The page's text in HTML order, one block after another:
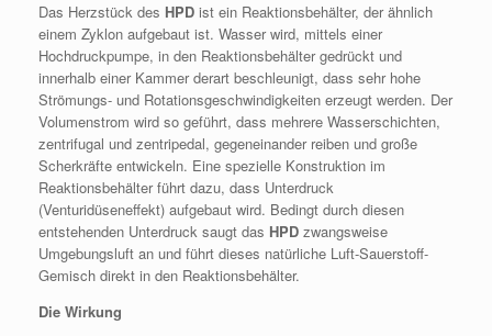
Das Herzstück des HPD ist ein Reaktionsbehälter, der ähnlich
einem Zyklon aufgebaut ist. Wasser wird, mittels einer
Hochdruckpumpe, in den Reaktionsbehälter gedrückt und
innerhalb einer Kammer derart beschleunigt, dass sehr hohe
Strömungs- und Rotationsgeschwindigkeiten erzeugt werden. Der
Volumenstrom wird so geführt, dass mehrere Wasserschichten,
zentrifugal und zentripedal, gegeneinander reiben und große
Scherkräfte entwickeln. Eine spezielle Konstruktion im
Reaktionsbehälter führt dazu, dass Unterdruck
(Venturidüseneffekt) aufgebaut wird. Bedingt durch diesen
entstehenden Unterdruck saugt das HPD zwangsweise
Umgebungsluft an und führt dieses natürliche Luft-Sauerstoff-
Gemisch direkt in den Reaktionsbehälter.
Die Wirkung